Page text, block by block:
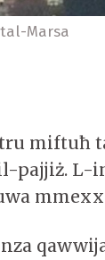
Marsa
miftuħ
pajjiż. L-